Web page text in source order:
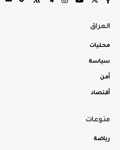
العراق
محليات
سياسة
أمن
أقتصاد
منوعات
رياضة